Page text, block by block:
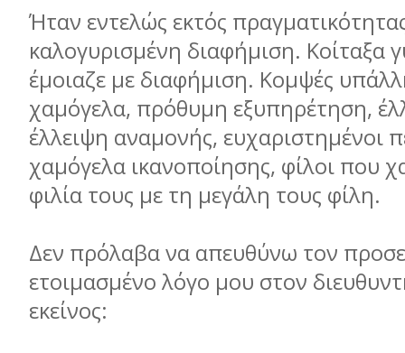
Ήταν εντελώς εκτός
καλογυρισμένη διαφήμιση. Κοίταξα
έμοιαζε με διαφήμιση. Κομψές
χαμόγελα, πρόθυμη εξυπηρέτηση,
έλλειψη αναμονής, ευχαριστημένοι
χαμόγελα ικανοποίησης, φίλοι που
φιλία τους με τη μεγάλη τους φίλη.
Δεν πρόλαβα να απευθύνω τον
ετοιμασμένο λόγο μου στον
εκείνος: